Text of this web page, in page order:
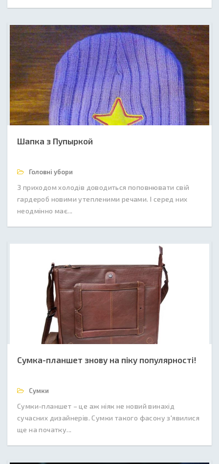
Шапка з Пупыркой
Головні убори
З приходом холодів доводиться поповнювати свій
гардероб новими утепленими речами. І серед них
неодмінно має...
Сумка-планшет знову на піку популярності!
Сумки
Сумки-планшет – це аж ніяк не новий винахід
сучасних дизайнерів. Сумки такого фасону з'явилися
ще на початку...